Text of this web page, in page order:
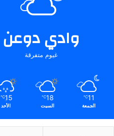
وادي دوعن
غيوم متفرقة
11
℃
الجمعة
18
℃
السبت
15
℃
الأحد